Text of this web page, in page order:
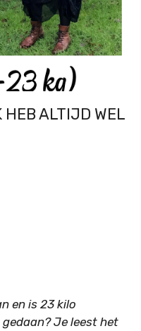
HEB ALTIJD WEL
en is 23 kilo
Je leest het